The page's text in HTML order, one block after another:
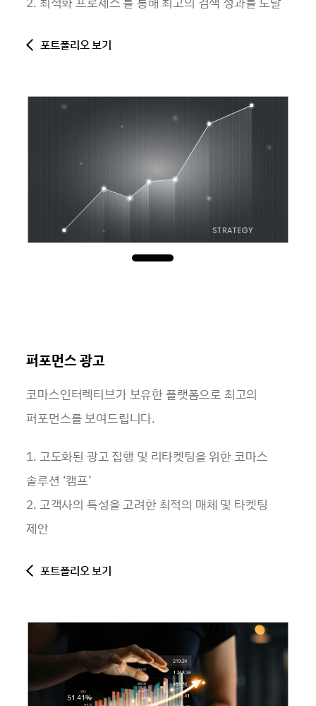
포트폴리오 보기
퍼포먼스 광고
코마스인터렉티브가 보유한 플랫폼으로 최고의
퍼포먼스를 보여드립니다.
1. 고도화된 광고 집행 및 리타켓팅을 위한 코마스
솔루션 ‘캠프’
2. 고객사의 특성을 고려한 최적의 매체 및 타켓팅
제안
포트폴리오 보기